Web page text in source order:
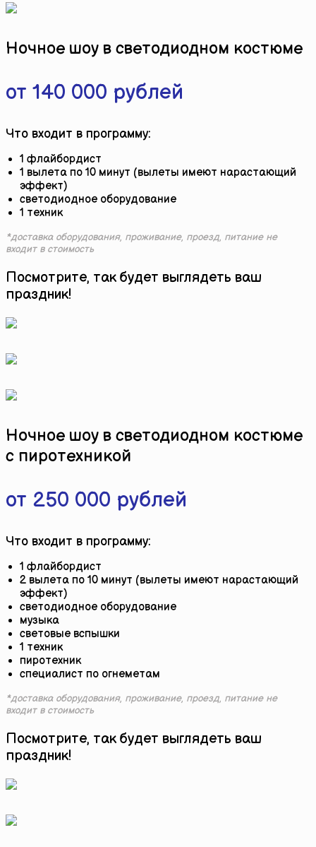
Ночное шоу в светодиодном костюме
от 140 000 рублей
Что входит в программу:
1 флайбордист
1 вылета по 10 минут (вылеты имеют нарастающий
эффект)
светодиодное оборудование
1 техник
*доставка оборудования, проживание, проезд, питание не
входит в стоимость
Посмотрите, так будет выглядеть ваш
праздник!
Ночное шоу в светодиодном костюме
с пиротехникой
от 250 000 рублей
Что входит в программу:
1 флайбордист
2 вылета по 10 минут (вылеты имеют нарастающий
эффект)
светодиодное оборудование
музыка
световые вспышки
1 техник
пиротехник
специалист по огнеметам
*доставка оборудования, проживание, проезд, питание не
входит в стоимость
Посмотрите, так будет выглядеть ваш
праздник!